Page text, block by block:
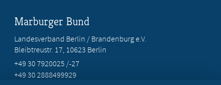
Marburger Bund
Landesverband Berlin / Brandenburg e.V.
Bleibtreustr. 17, 10623 Berlin
+49 30 7920025 /-27
+49 30 2888499929